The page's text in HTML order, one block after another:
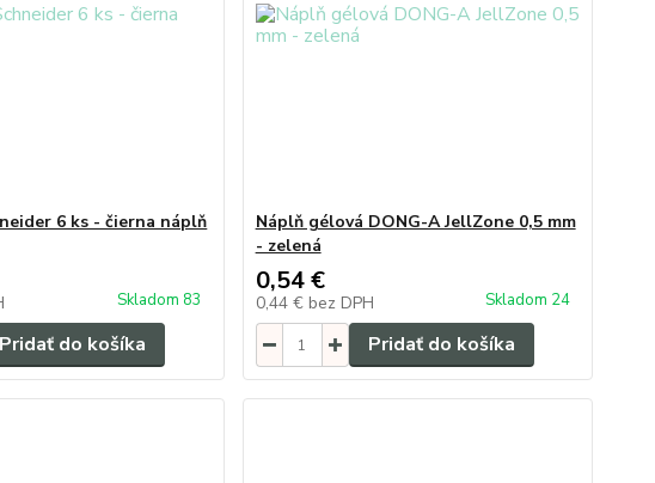
6 ks - čierna náplň
Skladom 83
Pridať do košíka
Náplň gélová DONG-A JellZone 0,5 mm
- zelená
0,54 €
0,44 € bez DPH Skladom 24
Pridať do košíka